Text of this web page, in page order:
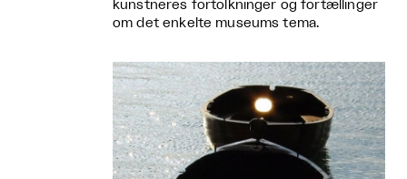
kunstneres fortolkninger og fortællinger
om det enkelte museums tema.